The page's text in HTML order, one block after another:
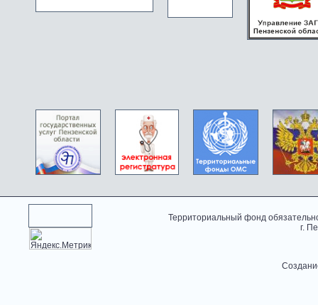
Территориальный фонд
г.